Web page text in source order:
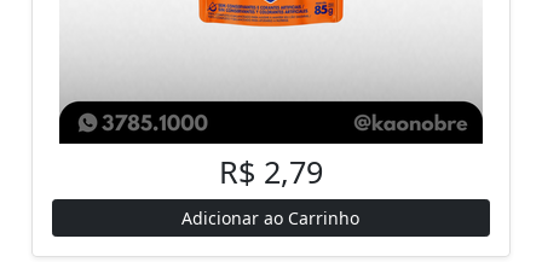
R$ 2,79
Adicionar ao Carrinho